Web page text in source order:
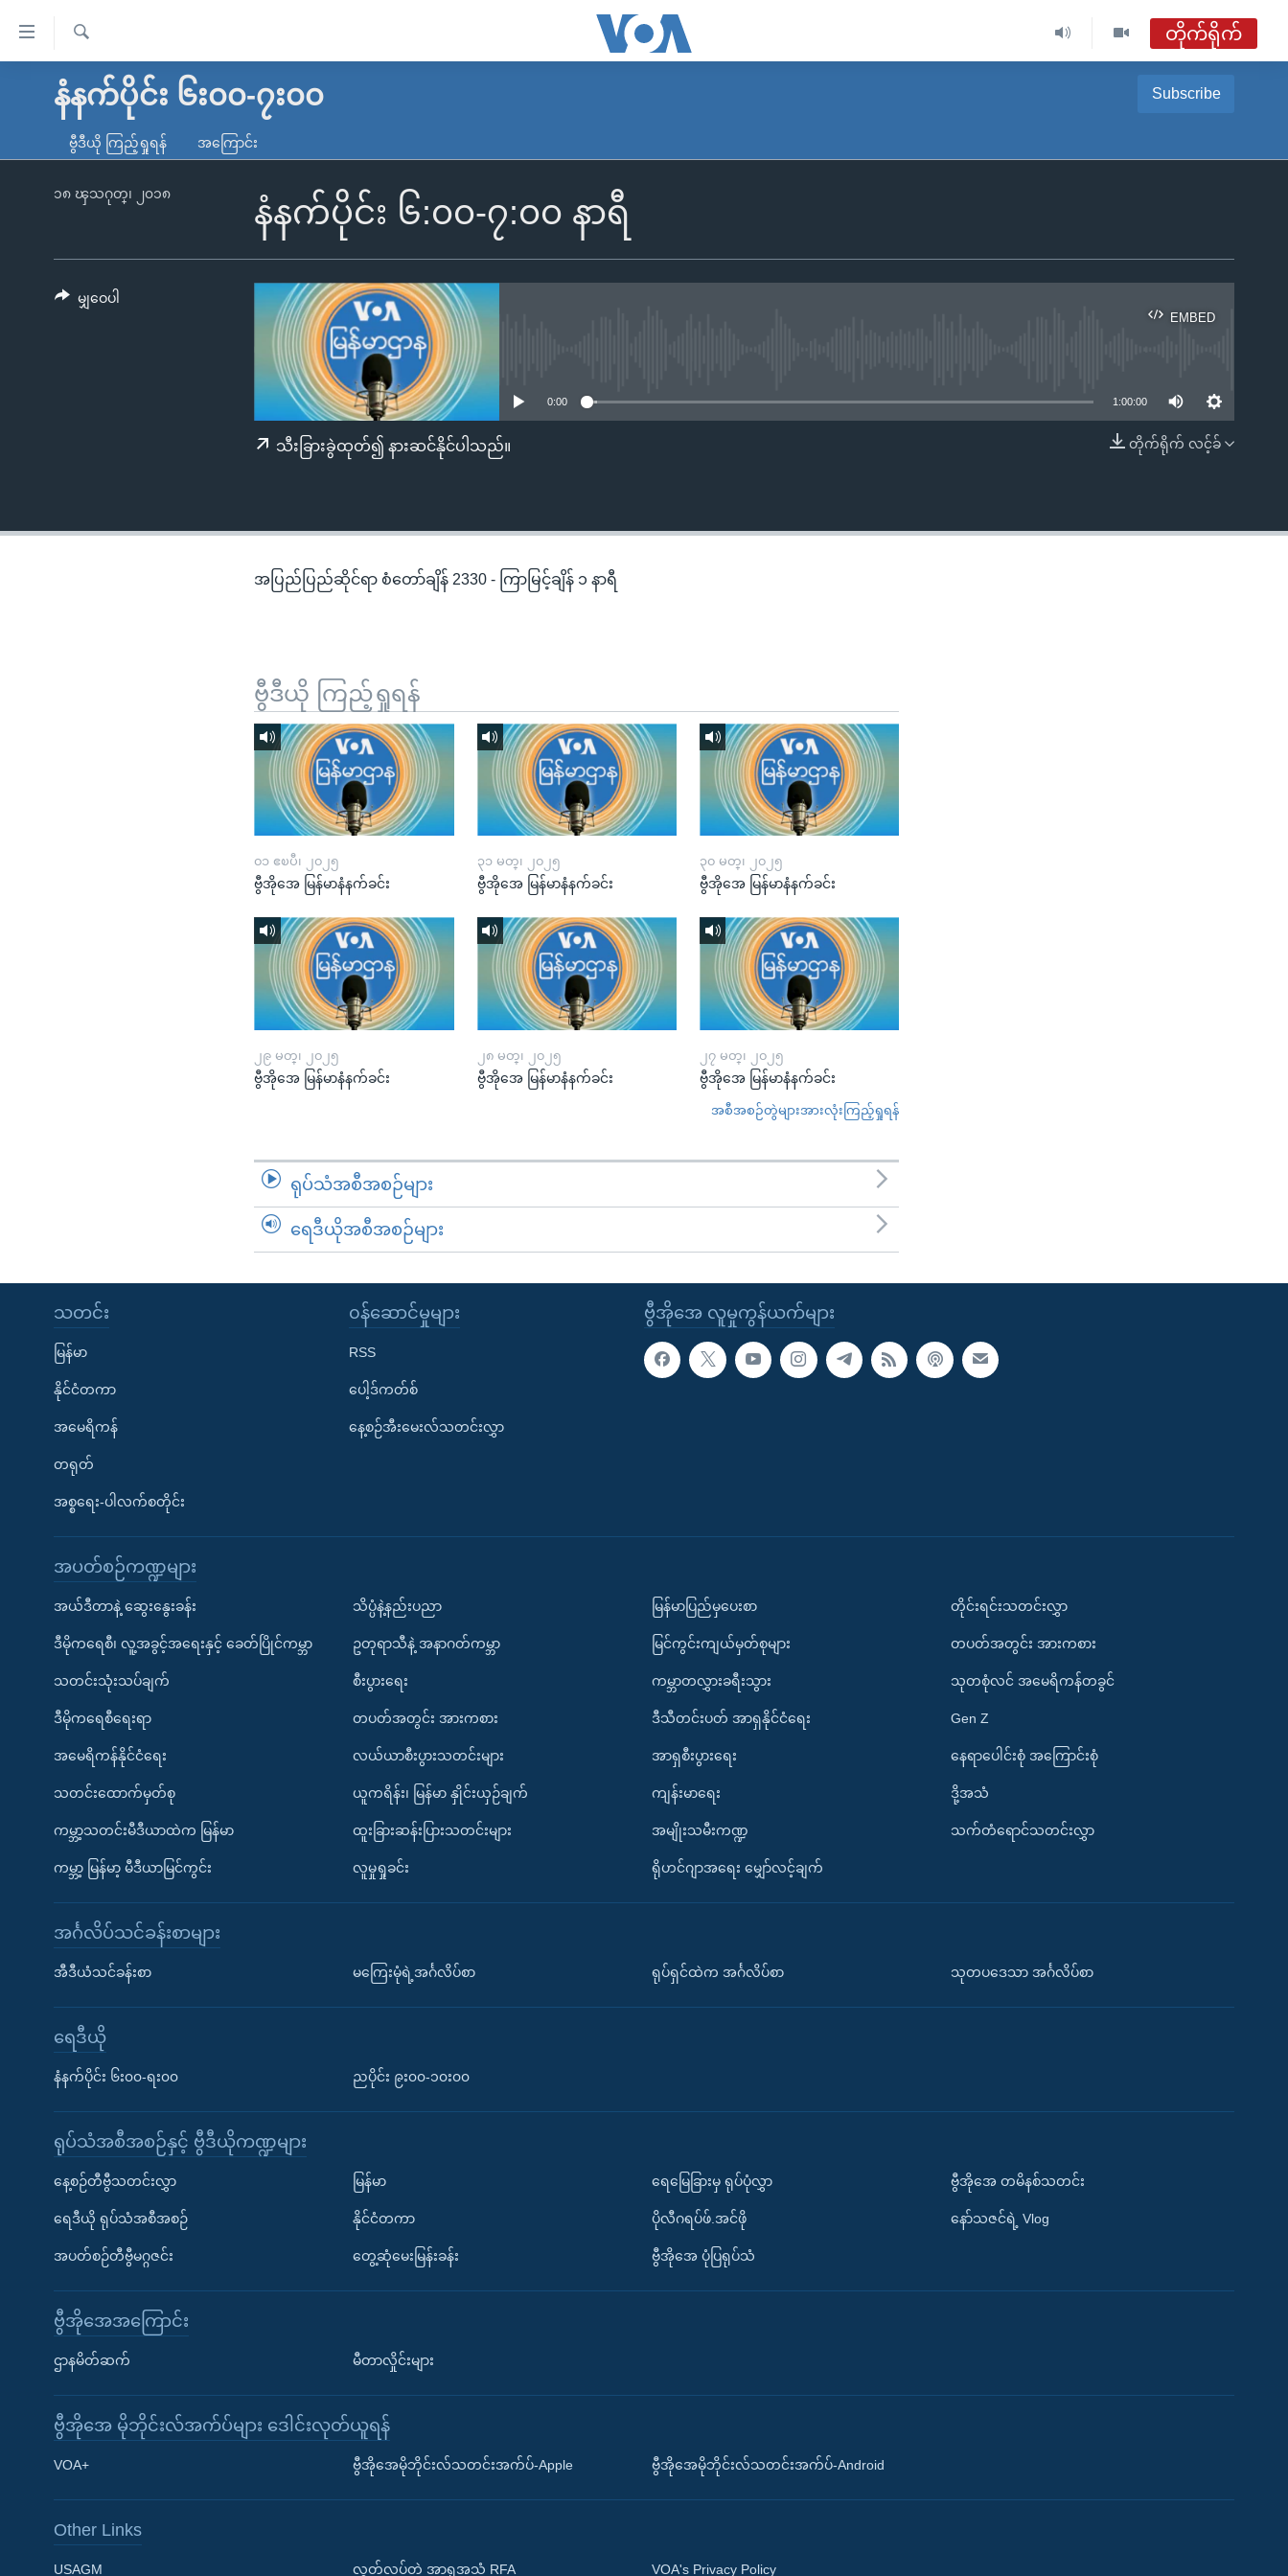
လွယ်ကူ
သည့်
ကျော်
မူလစာမျက်နှာ
ကမ္ဘာ့သတင်းများ
နိုင်ငံတကာ
တရုတ်
အစ္စရေး-ပါလက်စတိုင်း
ရပ်ဝန်းတခု လမ်းတခု အလွန်
အင်္ဂလိပ်စာလေ့လာမယ်
Learning English
ရ
လာ
တိုက်ရိုက်
အစီအစဉ်များ
ရေဒီယိုတိုက်ရိုက်နားဆင်ရန်
နံနက်ပိုင်း ၆း၀၀-၇း၀၀ Subscribe
Apple Podcasts
Spotify
ဗွီဒီယို ကြည့်ရှုရန် အကြောင်း
နံနက်ပိုင်း ၆:၀၀-၇:၀၀ နာရီ
၁၈ ၾသဂုတ္၊ ၂၀၁၈
EMBED
EMBED
0:00 1:00:00
တိုက်ရိုက် လင့်ခ်
သီးခြားခွဲထုတ်၍ နားဆင်နိုင်ပါသည်။
မျှဝေပါ
အပြည်ပြည်ဆိုင်ရာ စံတော်ချိန် 2330 - ကြာမြင့်ချိန် ၁ နာရီ
ဗွီဒီယို ကြည့်ရှုရန်
၀၁ ဧၿပီ၊ ၂၀၂၅
ဗွီအိုအေ မြန်မာနံနက်ခင်း
၃၁ မတ္၊ ၂၀၂၅
ဗွီအိုအေ မြန်မာနံနက်ခင်း
၃၀ မတ္၊ ၂၀၂၅
ဗွီအိုအေ မြန်မာနံနက်ခင်း
၂၉ မတ္၊ ၂၀၂၅
ဗွီအိုအေ မြန်မာနံနက်ခင်း
၂၈ မတ္၊ ၂၀၂၅
ဗွီအိုအေ မြန်မာနံနက်ခင်း
၂၇ မတ္၊ ၂၀၂၅
ဗွီအိုအေ မြန်မာနံနက်ခင်း
အစီအစဉ်တွဲများအားလုံးကြည့်ရှုရန်
ရုပ်သံအစီအစဉ်များ
ရေဒီယိုအစီအစဉ်များ
ဗွီအိုအေ လူမှုကွန်ယက်များ
သတင်း
မြန်မာ
နိုင်ငံတကာ
အမေရိကန်
တရုတ်
အစ္စရေး-ပါလက်စတိုင်း
၀န်ဆောင်မှုများ
RSS
ပေါ့ဒ်ကတ်စ်
နေ့စဉ်အီးမေးလ်သတင်းလွှာ
အပတ်စဉ်ကဏ္ဍများ
အယ်ဒီတာနဲ့ ဆွေးနွေးခန်း
ဒီမိုကရေစီ၊ လူ့အခွင့်အရေးနှင့် ခေတ်ပြိုင်ကမ္ဘာ
သတင်းသုံးသပ်ချက်
ဒီမိုကရေစီရေးရာ
အမေရိကန်နိုင်ငံရေး
သတင်းထောက်မှတ်စု
ကမ္ဘာ့သတင်းမီဒီယာထဲက မြန်မာ
ကမ္ဘာ့ မြန်မာ့ မီဒီယာမြင်ကွင်း
သိပ္ပံနဲ့နည်းပညာ
ဥတုရာသီနဲ့ အနာဂတ်ကမ္ဘာ
စီးပွားရေး
တပတ်အတွင်း အားကစား
လယ်ယာစီးပွားသတင်းများ
ယူကရိန်း၊ မြန်မာ နှိုင်းယှဉ်ချက်
ထူးခြားဆန်းပြားသတင်းများ
လူမှုရှုခင်း
မြန်မာပြည်မှပေးစာ
မြင်ကွင်းကျယ်မှတ်စုများ
ကမ္ဘာတလွှားခရီးသွား
ဒီသီတင်းပတ် အာရှနိုင်ငံရေး
အာရှစီးပွားရေး
ကျန်းမာရေး
အမျိုးသမီးကဏ္ဍ
ရိုဟင်ဂျာအရေး မျှော်လင့်ချက်
တိုင်းရင်းသတင်းလွှာ
တပတ်အတွင်း အားကစား
သုတစုံလင် အမေရိကန်တခွင်
Gen Z
နေရာပေါင်းစုံ အကြောင်းစုံ
ဒို့အသံ
သက်တံရောင်သတင်းလွှာ
အင်္ဂလိပ်သင်ခန်းစာများ
အီဒီယံသင်ခန်းစာ မကြေးမုံရဲ့အင်္ဂလိပ်စာ ရုပ်ရှင်ထဲက အင်္ဂလိပ်စာ သုတပဒေသာ အင်္ဂလိပ်စာ
ရေဒီယို
နံနက်ပိုင်း ၆း၀၀-ရး၀၀ ညပိုင်း ၉း၀၀-၁၀း၀၀
ရုပ်သံအစီအစဉ်နှင့် ဗွီဒီယိုကဏ္ဍများ
နေ့စဉ်တီဗွီသတင်းလွှာ
ရေဒီယို ရုပ်သံအစီအစဉ်
အပတ်စဉ်တီဗွီမဂ္ဂဇင်း
မြန်မာ
နိုင်ငံတကာ
တွေ့ဆုံမေးမြန်းခန်း
ရေမြေခြားမှ ရုပ်ပုံလွှာ
ပိုလီဂရပ်ဖ်.အင်ဖို
ဗွီအိုအေ ပုံပြရုပ်သံ
ဗွီအိုအေ တမိနစ်သတင်း
နော်သဇင်ရဲ့ Vlog
ဗွီအိုအေအကြောင်း
ဌာနမိတ်ဆက် မီတာလှိုင်းများ
ဗွီအိုအေ မိုဘိုင်းလ်အက်ပ်များ ဒေါင်းလုတ်ယူရန်
VOA+ ဗွီအိုအေမိုဘိုင်းလ်သတင်းအက်ပ်-Apple ဗွီအိုအေမိုဘိုင်းလ်သတင်းအက်ပ်-Android
Other Links
USAGM လွတ်လပ်တဲ့ အာရှအသံ RFA VOA's Privacy Policy